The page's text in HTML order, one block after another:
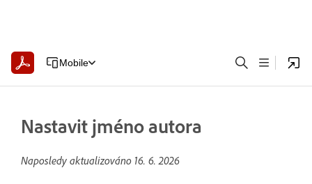
Mobile
Nastavit jméno autora
Naposledy aktualizováno 16. 6. 2026